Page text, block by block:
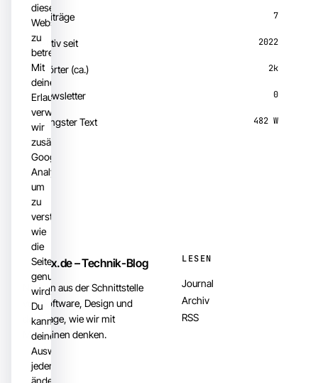
Beiträge 7
Aktiv seit 2022
Wörter (ca.) 2k
Newsletter 0
Längster Text 482 W
82x.de – Technik-Blog
Notizen aus der Schnittstelle
von Software, Design und
der Frage, wie wir mit
Maschinen denken.
LESEN
Journal
Archiv
RSS
diese
Website
zu
betreiben.
Mit
deiner
Erlaubnis
verwenden
wir
zusätzlich
Google
Analytics,
um
zu
verstehen,
wie
die
Seite
genutzt
wird.
Du
kannst
deine
Auswahl
jederzeit